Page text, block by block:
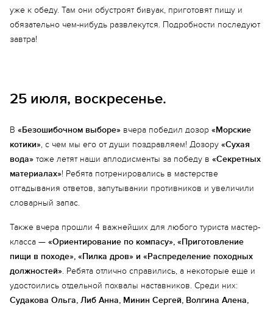
Еще 10 фото
уже к обеду. Там они обустроят бивуак, приготовят пищу и
обязательно чем-нибудь развлекутся. Подробности последуют
завтра!
25 июля, воскресенье.
В «Безошибочном выборе» вчера победил дозор «Морские
котики», с чем мы его от души поздравляем! Дозору «Сухая
вода» тоже летят наши аплодисменты за победу в «Секретных
материалах»! Ребята потренировались в мастерстве
отгадывания ответов, запутывании противников и увеличили
словарный запас.
Также вчера прошли 4 важнейших для любого туриста мастер-
класса — «Ориентирование по компасу», «Приготовление
пищи в походе», «Пилка дров» и «Распределение походных
должностей». Ребята отлично справились, а некоторые еще и
удостоились отдельной похвалы наставников. Среди них:
Судакова Ольга, Либ Анна, Минин Сергей, Волгина Алена,